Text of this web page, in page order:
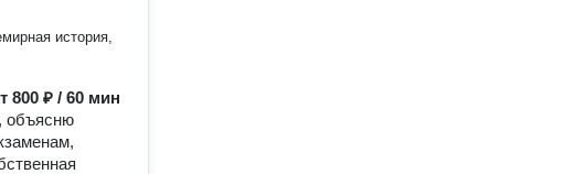
история,
800 ₽ / 60 мин
объясню